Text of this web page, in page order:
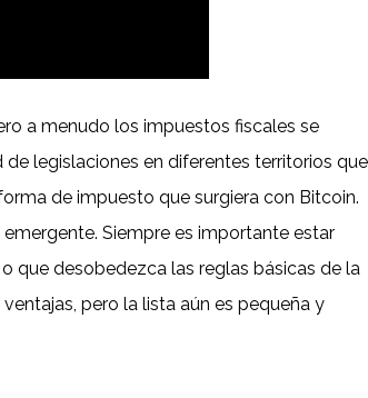
a menudo los impuestos fiscales se
legislaciones en diferentes territorios que
de impuesto que surgiera con Bitcoin.
Siempre es importante estar
que desobedezca las reglas básicas de la
pero la lista aún es pequeña y